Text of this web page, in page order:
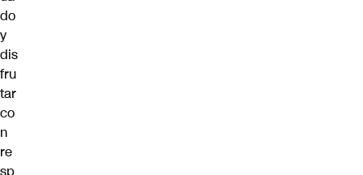
do
y
dis
fru
tar
co
n
re